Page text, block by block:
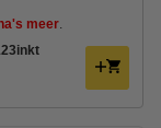
meer.